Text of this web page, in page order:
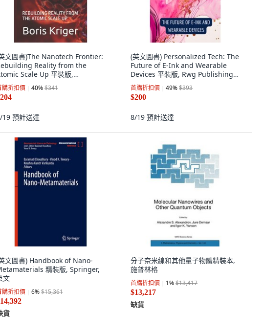
文圖書)The Nanotech Frontier:
Reality from the
Scale Up 平裝版,
Published, 英文
購折扣價 40%$341
19 預計送達
(英文圖書) Personalized Tech: The
Future of E-Ink and Wearable
Devices 平裝版, Rwg Publishing,
英文
首購折扣價 49%$393
$200
8/19 預計送達
文圖書) Handbook of Nano-
精裝版, Springer,
文
購折扣價 6%$15,361
貨
分子奈米線和其他量子物體精裝本,
施普林格
首購折扣價 1%$13,417
$13,217
缺貨